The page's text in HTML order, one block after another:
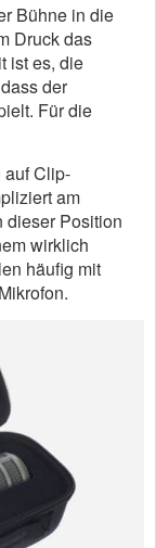
Bühne in die
Druck das
ist es, die
der
Für die
auf Clip-
am
dieser Position
wirklich
häufig mit